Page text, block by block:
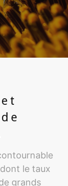
le taux
grands